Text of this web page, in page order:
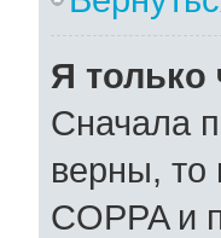
Я только
Сначала
верны, то
COPPA и